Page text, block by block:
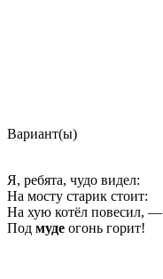
Вариант(ы)
Я, ребята, чудо видел:
На мосту старик стоит:
На хую котёл повесил, —
Под муде огонь горит!